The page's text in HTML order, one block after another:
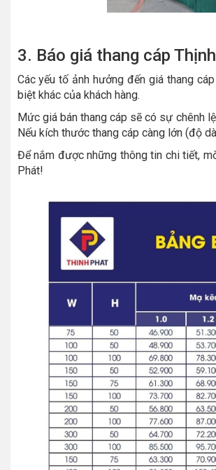
3. Báo giá thang cáp
Các yếu tố ảnh hưởng đến giá thang
biệt khác của khách hàng.
Mức giá bán thang cáp sẽ có sự chênh
Nếu kích thước thang cáp càng lớn (độ
Để nắm được những thông tin chi tiết,
Phát!